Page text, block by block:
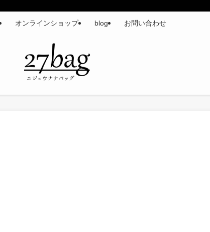
オンラインショップ blog お問い合わせ